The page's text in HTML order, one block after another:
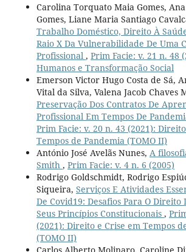
Carolina Torquato Maia Gomes,
Gomes, Liane Maria Santiago
Trabalho Doméstico, Direito À
Raio X Da Vulnerabilidade De Uma
Profissional , Prim Facie: v. 21 n. 48
Humanos e Transformação Social
Emerson Victor Hugo Costa de Sá,
Vital da Silva, Valena Jacob Chaves
Preservação Dos Contratos De
Profissional Em Tempos De
Prim Facie: v. 20 n. 43 (2021):
Tempos de Pandemia (TOMO II)
António José Avelãs Nunes, A
Smith , Prim Facie: v. 4 n. 6 (2005)
Rodrigo Goldschmidt, Rodrigo
Siqueira, Serviços E Atividades
De Covid19: Desafios Para O Direito
Seus Princípios Constitucionais ,
(2021): Direito e Crise em Tempos
(TOMO II)